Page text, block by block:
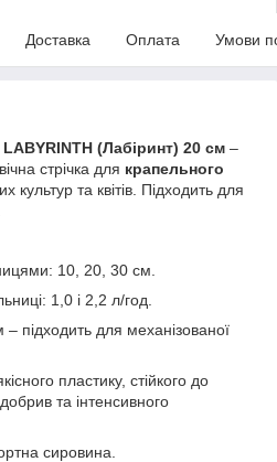
Доставка Оплата Умови
LABYRINTH (Лабіринт) 20 см –
стрічка для крапельного
культур та квітів. Підходить для
10, 20, 30 см.
1,0 і 2,2 л/год.
підходить для механізованої
пластику, стійкого до
та інтенсивного
сировина.